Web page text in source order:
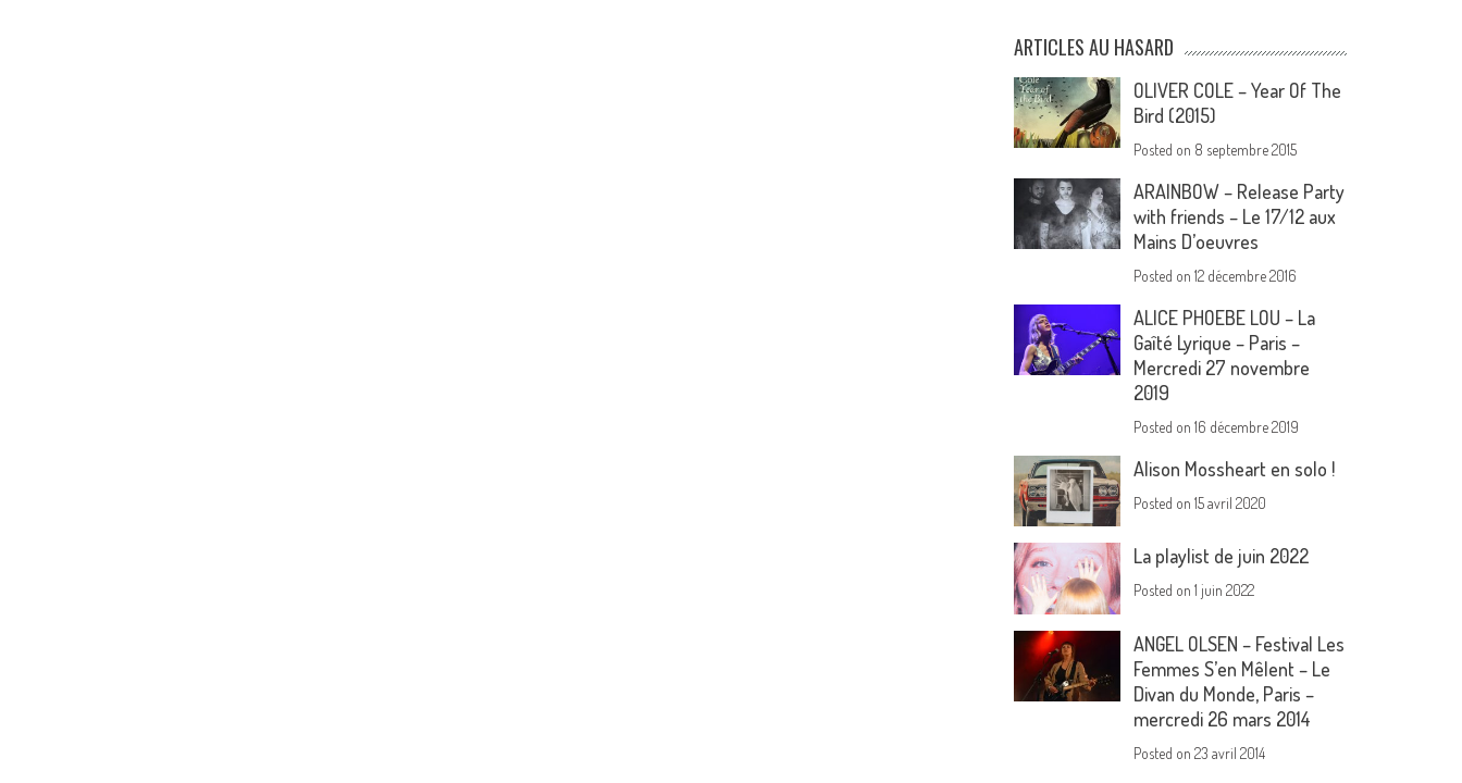
ARTICLES AU HASARD
OLIVER COLE – Year Of The
Bird (2015)
Posted on 8 septembre 2015
ARAINBOW – Release Party
with friends – Le 17/12 aux
Mains D’oeuvres
Posted on12 décembre 2016
ALICE PHOEBE LOU – La
Gaîté Lyrique – Paris –
Mercredi 27 novembre
2019
Posted on16 décembre 2019
Alison Mossheart en solo !
Posted on15 avril 2020
La playlist de juin 2022
Posted on1 juin 2022
ANGEL OLSEN – Festival Les
Femmes S’en Mêlent – Le
Divan du Monde, Paris –
mercredi 26 mars 2014
Posted on23 avril 2014